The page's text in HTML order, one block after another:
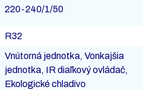
220-240/1/50
R32
Vnútorná jednotka, Vonkajšia
jednotka, IR diaľkový ovládač,
Ekologické chladivo